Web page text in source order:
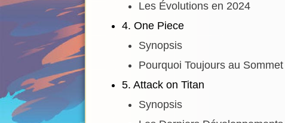
Les Évolutions en 2024
4. One Piece
Synopsis
Pourquoi Toujours au Sommet
5. Attack on Titan
Synopsis